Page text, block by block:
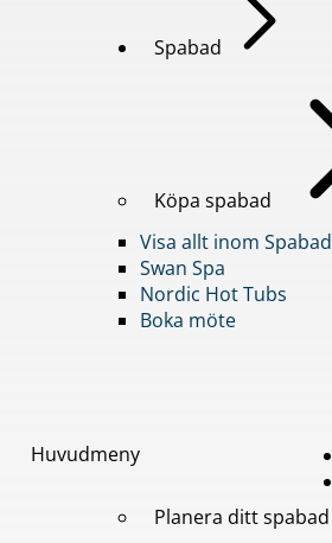
Huvudmeny
Spabad
Köpa spabad
Visa allt inom Spabad
Swan Spa
Nordic Hot Tubs
Boka möte
Planera ditt spabad